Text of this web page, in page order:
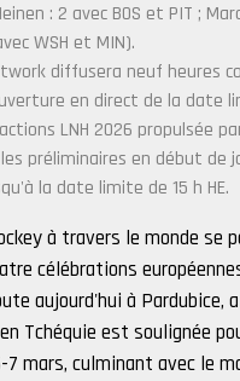
: 2 avec BOS et PIT ;
WSH et MIN).
diffusera neuf heures
en direct de la date
LNH 2026 propulsée
préliminaires en début de
la date limite de 15 h HE.
à travers le monde se
célébrations
aujourd'hui à Pardubice,
Tchéquie est soulignée
mars, culminant avec le